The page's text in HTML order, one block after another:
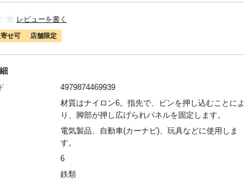
レビューを書く
せ可 店舗限定
4979874469939
材質はナイロン6。指先で、ピンを押し込むことによ
り、脚部が押し広げられパネルを固定します。
電気製品、自動車(カーナビ)、玩具などに使用しま
す。
6
鉄類